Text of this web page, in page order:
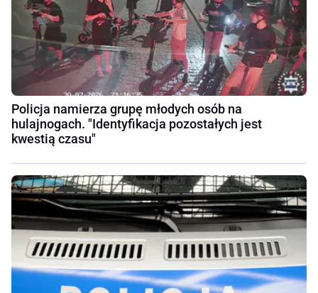
Policja namierza grupę młodych osób na
hulajnogach. "Identyfikacja pozostałych jest
kwestią czasu"